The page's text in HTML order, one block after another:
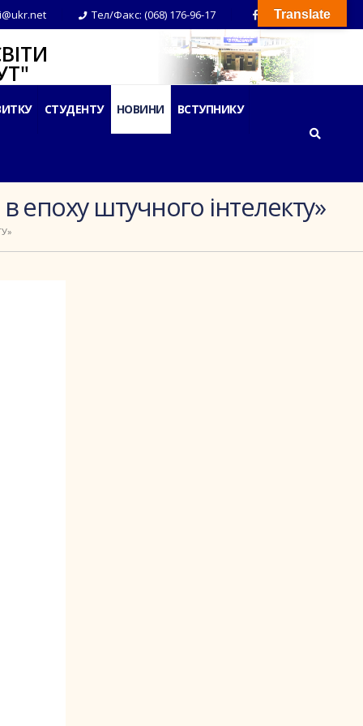
Тел/Факс: (068) 176-96-17
СТУДЕНТУ НОВИНИ ВСТУПНИКУ
епоху штучного інтелекту»
Translate